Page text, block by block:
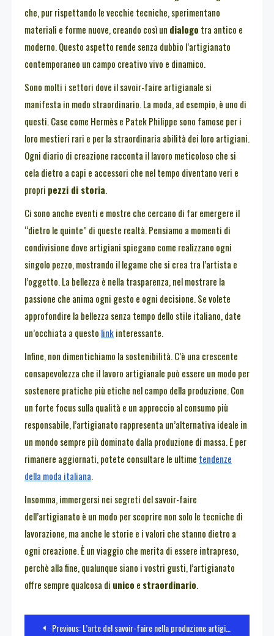
che, pur rispettando le vecchie tecniche, sperimentano
materiali e forme nuove, creando così un dialogo tra antico e
moderno. Questo aspetto rende senza dubbio l’artigianato
contemporaneo un campo creativo vivo e dinamico.
Sono molti i settori dove il savoir-faire artigianale si
manifesta in modo straordinario. La moda, ad esempio, è uno di
questi. Case come Hermès e Patek Philippe sono famose per i
loro mestieri rari e per la straordinaria abilità dei loro artigiani.
Ogni diario di creazione racconta il lavoro meticoloso che si
cela dietro a capi e accessori che nel tempo diventano veri e
propri pezzi di storia.
Ci sono anche eventi e mostre che cercano di far emergere il
“dietro le quinte” di queste realtà. Pensiamo a momenti di
condivisione dove artigiani spiegano come realizzano ogni
singolo pezzo, mostrando il legame che si crea tra l’artista e
l’oggetto. La bellezza è nella trasparenza, nel mostrare la
passione che anima ogni gesto e ogni decisione. Se volete
approfondire la bellezza senza tempo dello stile italiano, date
un’occhiata a questo linkinteressante.
Infine, non dimentichiamo la sostenibilità. C’è una crescente
consapevolezza che il lavoro artigianale può essere un modo per
sostenere pratiche più etiche nel campo della produzione. Con
un forte focus sulla qualità e un approccio al consumo più
responsabile, l’artigianato rappresenta un’alternativa ideale in
un mondo sempre più dominato dalla produzione di massa. E per
rimanere aggiornati, potete consultare le ultime tendenze
della moda italiana.
Insomma, immergersi nei segreti del savoir-faire
dell’artigianato è un modo per scoprire non solo le tecniche di
lavorazione, ma anche le storie e i valori che stanno dietro a
ogni creazione. È un viaggio che merita di essere intrapreso,
perchè alla fine, qualunque siano i vostri gusti, l’artigianato
offre sempre qualcosa di unico e straordinario.
Navigazione
Previous:L’arte del savoir-faire nella produzione artigianale